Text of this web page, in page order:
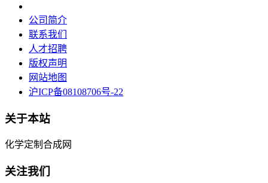
公司简介
联系我们
人才招聘
版权声明
网站地图
沪ICP备08108706号-22
关于本站
化学定制合成网
关注我们